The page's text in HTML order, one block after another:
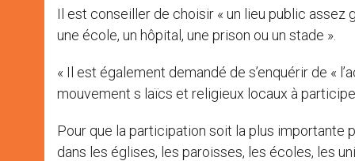
Il est conseiller de choisir « un lieu public assez
une école, un hôpital, une prison ou un stade ».
« Il est également demandé de s’enquérir de «
mouvement s laïcs et religieux locaux à
Pour que la participation soit la plus importante
dans les églises, les paroisses, les écoles, les